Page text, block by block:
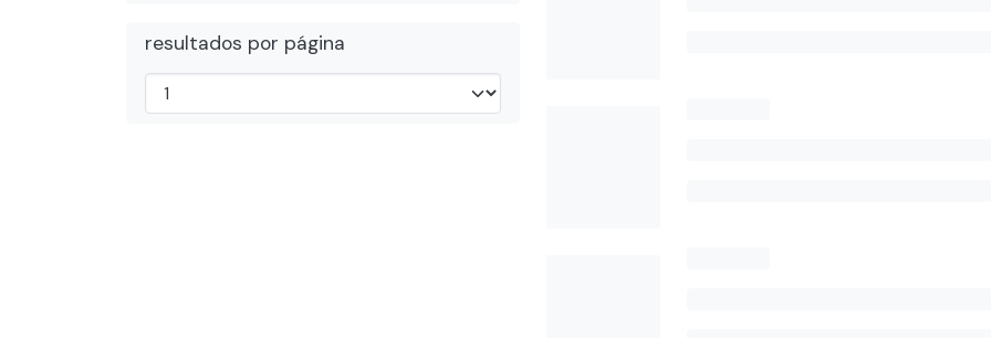
resultados por página